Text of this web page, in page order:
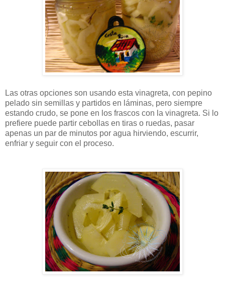
Las otras opciones son usando esta vinagreta, con pepino
pelado sin semillas y partidos en láminas, pero siempre
estando crudo, se pone en los frascos con la vinagreta. Si lo
prefiere puede partir cebollas en tiras o ruedas, pasar
apenas un par de minutos por agua hirviendo, escurrir,
enfriar y seguir con el proceso.